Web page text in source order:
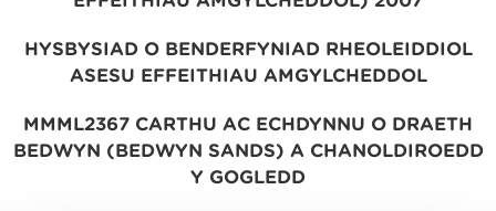
HYSBYSIAD O BENDERFYNIAD RHEOLEIDDIOL
ASESU EFFEITHIAU AMGYLCHEDDOL
MMML2367 CARTHU AC ECHDYNNU O DRAETH
BEDWYN (BEDWYN SANDS) A CHANOLDIROEDD
Y GOGLEDD